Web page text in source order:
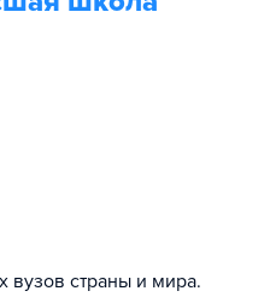
страны и мира.